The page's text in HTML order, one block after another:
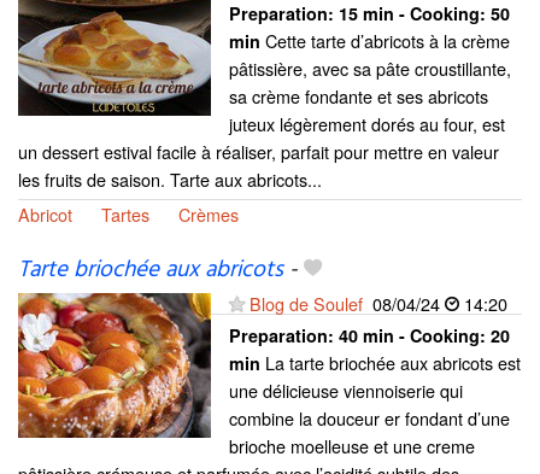
Preparation: 15 min - Cooking: 50
min Cette tarte d’abricots à la crème
pâtissière, avec sa pâte croustillante,
sa crème fondante et ses abricots
juteux légèrement dorés au four, est
un dessert estival facile à réaliser, parfait pour mettre en valeur
les fruits de saison. Tarte aux abricots...
Abricot
Tartes Crèmes
Tarte briochée aux abricots-
Blog de Soulef 08/04/24 14:20
Preparation: 40 min - Cooking: 20
min La tarte briochée aux abricots est
une délicieuse viennoiserie qui
combine la douceur er fondant d’une
brioche moelleuse et une creme